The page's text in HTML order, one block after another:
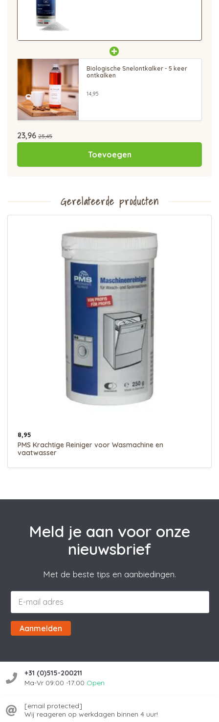
Biologische Snelontkalker - 5 keer
ontkalken
14,95
23,96 25,45
Toevoegen
Gerelateerde producten
8,95
PMS Krachtige Reiniger voor Wasmachine en
vaatwasser
Meld je aan voor onze
nieuwsbrief
Met de beste tips en aanbiedingen.
Aanmelden
+31 (0)515-200211
Ma-Vr 09:00 -17:00 Open
[email protected]
Wij reageren op werkdagen binnen 4 uur!